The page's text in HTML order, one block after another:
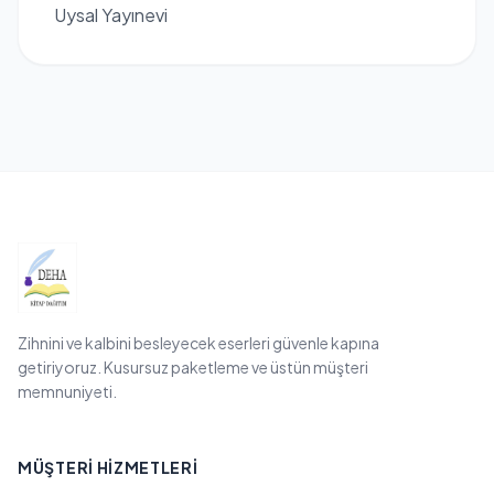
Uysal Yayınevi
Zihnini ve kalbini besleyecek eserleri güvenle kapına
getiriyoruz. Kusursuz paketleme ve üstün müşteri
memnuniyeti.
MÜŞTERI HIZMETLERI